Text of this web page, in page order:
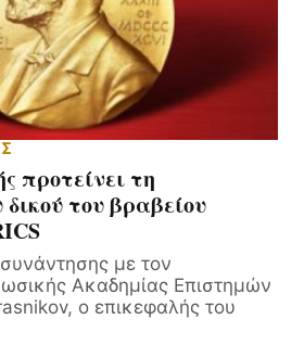
προτείνει τη
του βραβείου
με τον
Ακαδημίας Επιστημών
ο επικεφαλής του